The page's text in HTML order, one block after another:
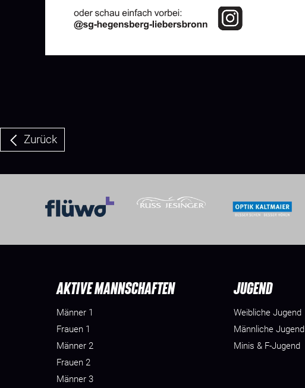
Zurück
AKTIVE MANNSCHAFTEN
Männer 1
Frauen 1
Männer 2
Frauen 2
Männer 3
JUGEND
Weibliche Jugend
Männliche Jugend
Minis & F-Jugend